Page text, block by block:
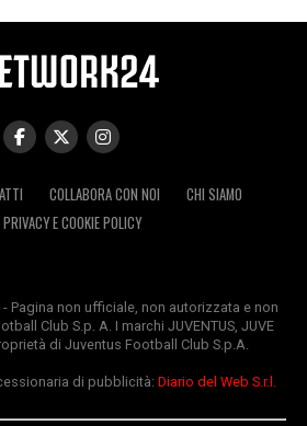
COLLABORA CON NOI
CHI SIAMO
PRIVACY E COOKIE POLICY
Pagina non ufficiale, non autorizzata e non
Club S.p. A. I marchi JUVENTUS, JUVE
di Juventus Football Club S.p.A.
di pubblicità:Diario del Web S.r.l.